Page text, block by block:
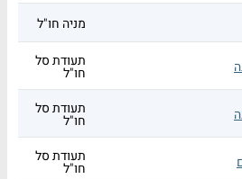
מניה חו"ל
תעודת סל
חו"ל
תעודת סל
חו"ל
תעודת סל
חו"ל